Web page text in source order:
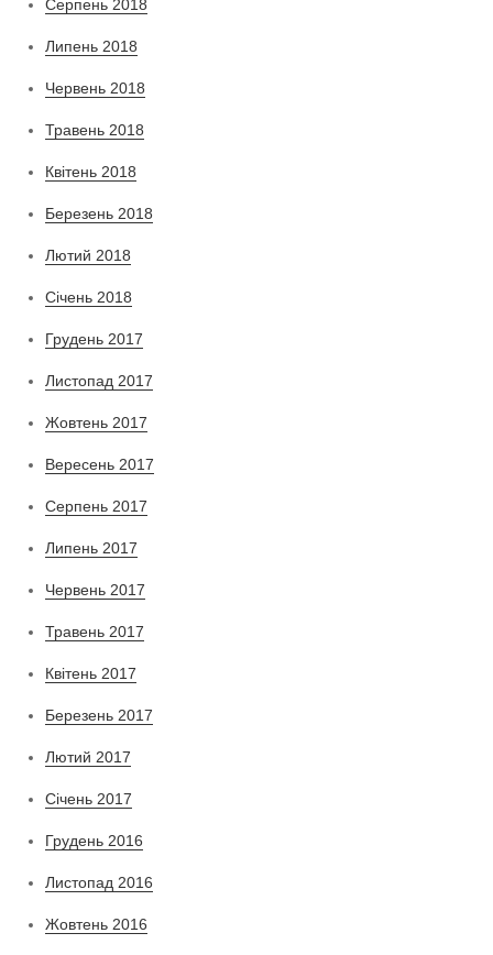
Серпень 2018
Липень 2018
Червень 2018
Травень 2018
Квітень 2018
Березень 2018
Лютий 2018
Січень 2018
Грудень 2017
Листопад 2017
Жовтень 2017
Вересень 2017
Серпень 2017
Липень 2017
Червень 2017
Травень 2017
Квітень 2017
Березень 2017
Лютий 2017
Січень 2017
Грудень 2016
Листопад 2016
Жовтень 2016